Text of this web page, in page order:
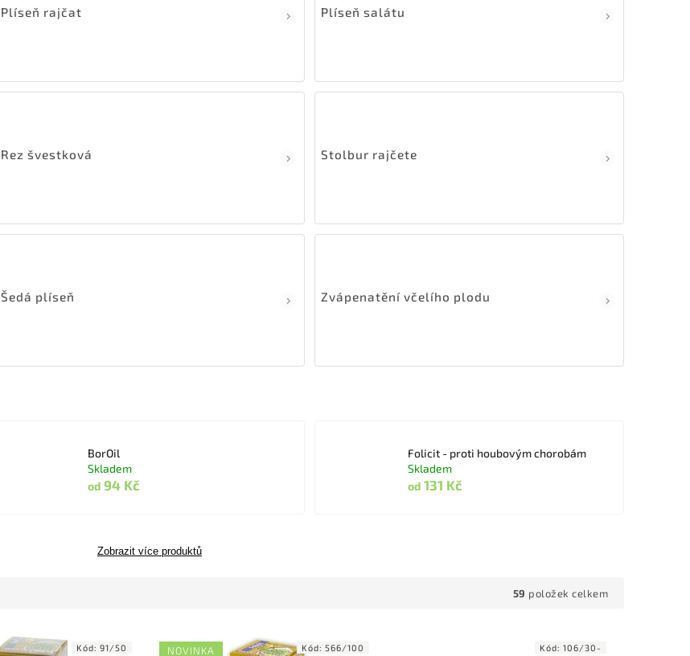
Plíseň rajčat Plíseň salátu
Rez švestková Stolbur rajčete
Šedá plíseň Zvápenatění včelího plodu
BorOil
Skladem
od 94 Kč
Folicit - proti houbovým chorobám
Skladem
od131 Kč
Zobrazit více produktů
59 položek celkem
Kód:91/50 NOVINKA Kód: 566/100 Kód:106/30-